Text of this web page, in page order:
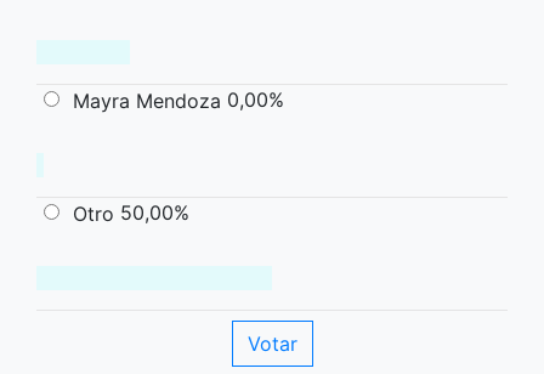
Mayra Mendoza 0,00%
Otro 50,00%